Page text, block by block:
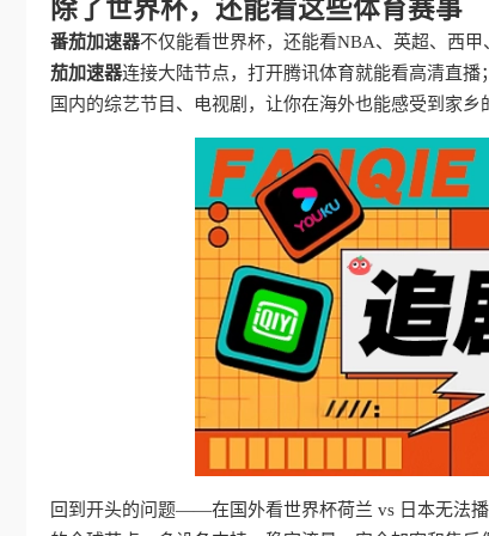
除了世界杯，还能看这些体育赛事
番茄加速器不仅能看世界杯，还能看NBA、英超、西
茄加速器连接大陆节点，打开腾讯体育就能看高清直
国内的综艺节目、电视剧，让你在海外也能感受到家乡
回到开头的问题——在国外看世界杯荷兰 vs 日本无法